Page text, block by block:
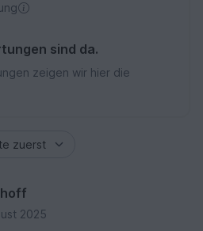
sind da.
zeigen wir hier die
2025